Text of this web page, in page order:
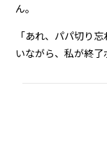
ん。
「あれ、パパ切り
いながら、私が終了